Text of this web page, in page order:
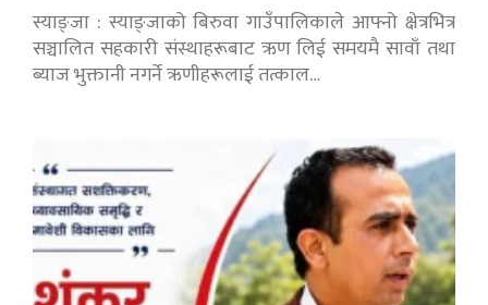
स्याङ्जा : स्याङ्जाको बिरुवा गाउँपालिकाले आफ्नो क्षेत्रभित्र
सञ्चालित सहकारी संस्थाहरूबाट ऋण लिई समयमै सावाँ तथा
ब्याज भुक्तानी नगर्ने ऋणीहरूलाई तत्काल…